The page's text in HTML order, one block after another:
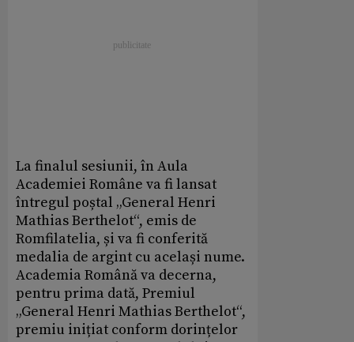
La finalul sesiunii, în Aula
Academiei Române va fi lansat
întregul poștal „General Henri
Mathias Berthelot“, emis de
Romfilatelia, și va fi conferită
medalia de argint cu același nume.
Academia Română va decerna,
pentru prima dată, Premiul
„General Henri Mathias Berthelot“,
premiu inițiat conform dorințelor